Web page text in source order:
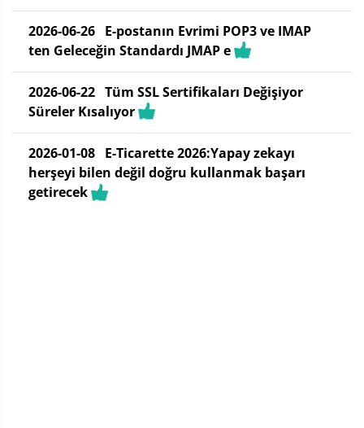
2026-06-26 E-postanın Evrimi POP3 ve IMAP
ten Geleceğin Standardı JMAP e
2026-06-22 Tüm SSL Sertifikaları Değişiyor
Süreler Kısalıyor
2026-01-08 E-Ticarette 2026:Yapay zekayı
herşeyi bilen değil doğru kullanmak başarı
getirecek